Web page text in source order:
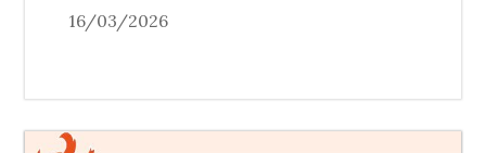
16/03/2026